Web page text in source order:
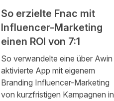
So erzielte Fnac mit
Influencer-Marketing
einen ROI von 7:1
So verwandelte eine über Awin
aktivierte App mit eigenem
Branding Influencer-Marketing
von kurzfristigen Kampagnen in